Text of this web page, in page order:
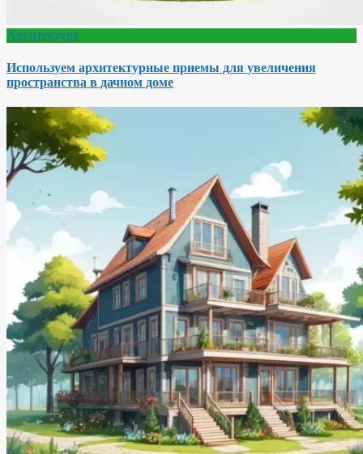
Архитектура
Используем архитектурные приемы для увеличения
пространства в дачном доме